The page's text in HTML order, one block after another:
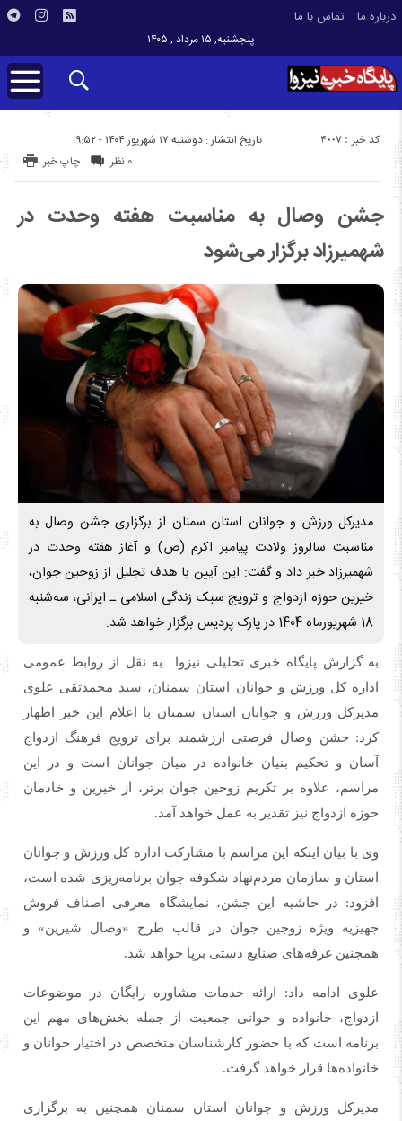
درباره ما تماس با ما
پنجشنبه, ۱۵ مرداد , ۱۴۰۵
تاریخ انتشار : دوشنبه ۱۷ شهریور ۱۴۰۴ - ۹:۵۲ کد خبر : 4007
چاپ خبر ۰ نظر
جشن وصال به مناسبت هفته وحدت در
شهمیرزاد برگزار می‌شود
مدیرکل ورزش و جوانان استان سمنان از برگزاری جشن وصال به
مناسبت سالروز ولادت پیامبر اکرم (ص) و آغاز هفته وحدت در
شهمیرزاد خبر داد و گفت: این آیین با هدف تجلیل از زوجین جوان،
خیرین حوزه ازدواج و ترویج سبک زندگی اسلامی ـ ایرانی، سه‌شنبه
18 شهریورماه 1404 در پارک پردیس برگزار خواهد شد.
به گزارش پایگاه خبری تحلیلی نیزوا به نقل از روابط عمومی
اداره کل ورزش و جوانان استان سمنان، سید محمدتقی علوی
مدیرکل ورزش و جوانان استان سمنان با اعلام این خبر اظهار
کرد: جشن وصال فرصتی ارزشمند برای ترویج فرهنگ ازدواج
آسان و تحکیم بنیان خانواده در میان جوانان است و در این
مراسم، علاوه بر تکریم زوجین جوان برتر، از خیرین و خادمان
حوزه ازدواج نیز تقدیر به عمل خواهد آمد.
وی با بیان اینکه این مراسم با مشارکت اداره کل ورزش و جوانان
استان و سازمان مردم‌نهاد شکوفه جوان برنامه‌ریزی شده است،
افزود: در حاشیه این جشن، نمایشگاه معرفی اصناف فروش
جهیزیه ویژه زوجین جوان در قالب طرح «وصال شیرین» و
همچنین غرفه‌های صنایع دستی برپا خواهد شد.
علوی ادامه داد: ارائه خدمات مشاوره رایگان در موضوعات
ازدواج، خانواده و جوانی جمعیت از جمله بخش‌های مهم این
برنامه است که با حضور کارشناسان متخصص در اختیار جوانان و
خانواده‌ها قرار خواهد گرفت.
مدیرکل ورزش و جوانان استان سمنان همچنین به برگزاری